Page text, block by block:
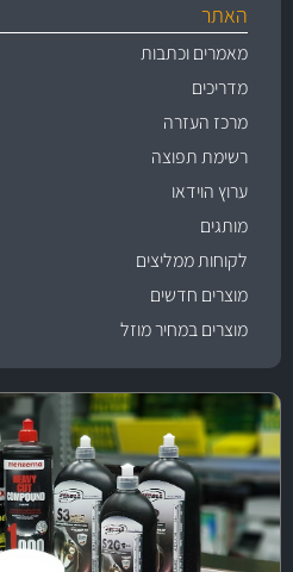
האתר
מאמרים וכתבות
מדריכים
מרכז העזרה
רשימת תפוצה
ערוץ הוידאו
מותגים
לקוחות ממליצים
מוצרים חדשים
מוצרים במחיר מוזל